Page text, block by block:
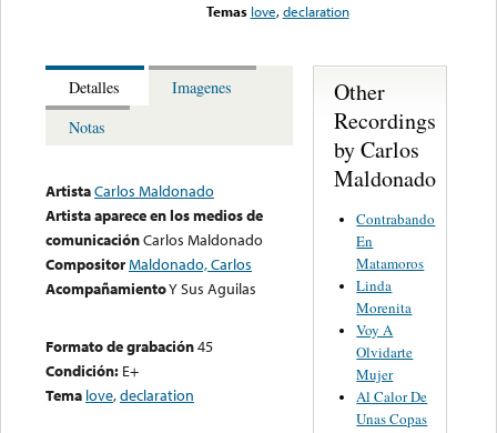
Temas love,declaration
Detalles
Imagenes
Notas
ArtistaCarlos Maldonado
Artista aparece en los medios de
comunicaciónCarlos Maldonado
CompositorMaldonado, Carlos
AcompañamientoY Sus Aguilas
Formato de grabación45
Condición: E+
Tema love,declaration
Other
Recordings
by Carlos
Maldonado
Contrabando
En
Matamoros
Linda
Morenita
Voy A
Olvidarte
Mujer
Al Calor De
Unas Copas